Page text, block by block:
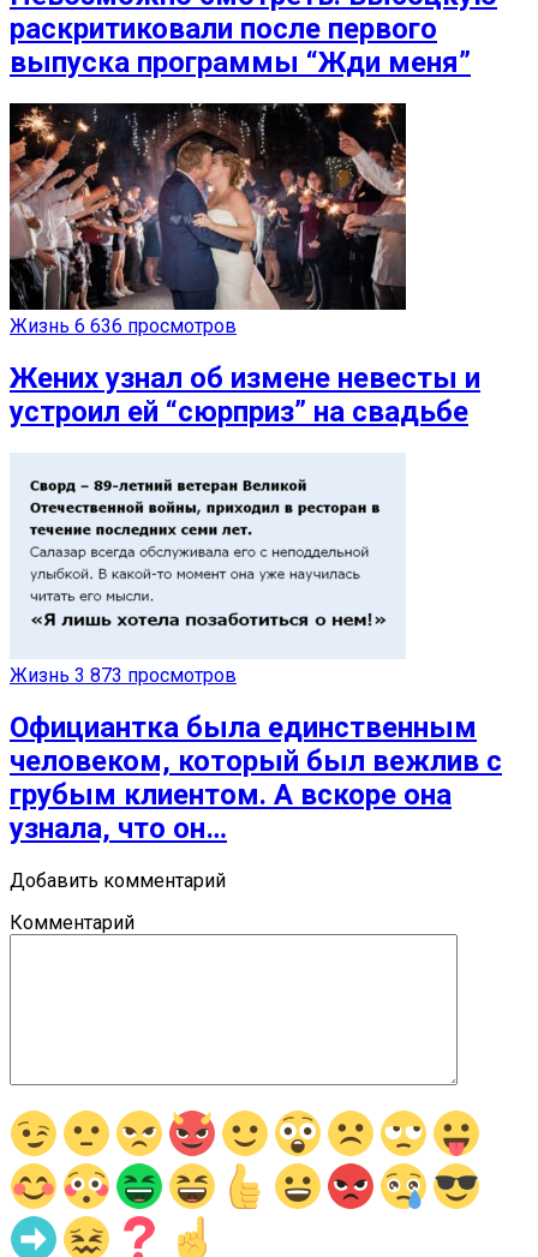
раскритиковали после первого
выпуска программы “Жди меня”
Жизнь 6 636 просмотров
Жених узнал об измене невесты и
устроил ей “сюрприз” на свадьбе
Жизнь 3 873 просмотров
Официантка была единственным
человеком, который был вежлив с
грубым клиентом. А вскоре она
узнала, что он…
Добавить комментарий
Комментарий